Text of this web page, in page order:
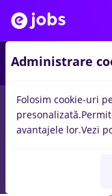
locuri de munca
experientain
Administrare
Folosim cookie-uri
presonalizată.
avantajele lor.Vezi